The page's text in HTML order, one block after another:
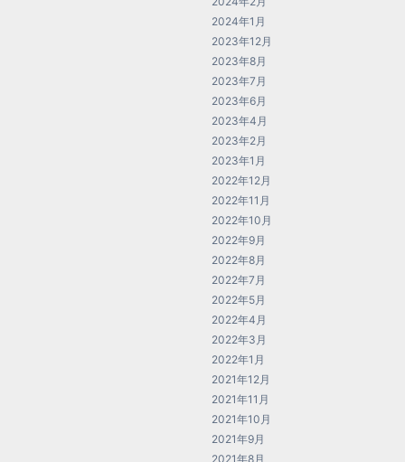
2024年1月
2023年12月
2023年8月
2023年7月
2023年6月
2023年4月
2023年2月
2023年1月
2022年12月
2022年11月
2022年10月
2022年9月
2022年8月
2022年7月
2022年5月
2022年4月
2022年3月
2022年1月
2021年12月
2021年11月
2021年10月
2021年9月
2021年8月